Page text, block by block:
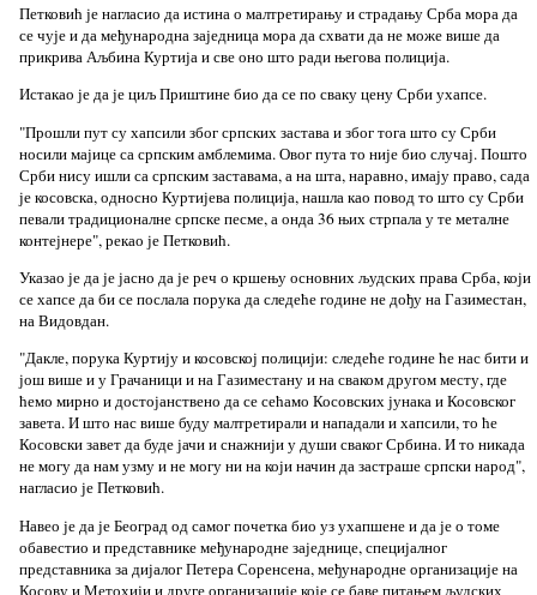
Петковић је нагласио да истина о малтретирању и страдању Срба мора да
се чује и да међународна заједница мора да схвати да не може више да
прикрива Аљбина Куртија и све оно што ради његова полиција.
Истакао је да је циљ Приштине био да се по сваку цену Срби ухапсе.
"Прошли пут су хапсили због српских застава и због тога што су Срби
носили мајице са српским амблемима. Овог пута то није био случај. Пошто
Срби нису ишли са српским заставама, а на шта, наравно, имају право, сада
је косовска, односно Куртијева полиција, нашла као повод то што су Срби
певали традиционалне српске песме, а онда 36 њих стрпала у те металне
контејнере", рекао је Петковић.
Указао је да је јасно да је реч о кршењу основних људских права Срба, који
се хапсе да би се послала порука да следеће године не дођу на Газиместан,
на Видовдан.
"Дакле, порука Куртију и косовској полицији: следеће године ће нас бити и
још више и у Грачаници и на Газиместану и на сваком другом месту, где
ћемо мирно и достојанствено да се сећамо Косовских јунака и Косовског
завета. И што нас више буду малтретирали и нападали и хапсили, то ће
Косовски завет да буде јачи и снажнији у души сваког Србина. И то никада
не могу да нам узму и не могу ни на који начин да застраше српски народ",
нагласио је Петковић.
Навео је да је Београд од самог почетка био уз ухапшене и да је о томе
обавестио и представнике међународне заједнице, специјалног
представника за дијалог Петера Соренсена, међународне организације на
Косову и Метохији и друге организације које се баве питањем људских